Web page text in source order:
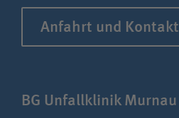
Anfahrt und Kontakt
BG Unfall­klinik Murnau